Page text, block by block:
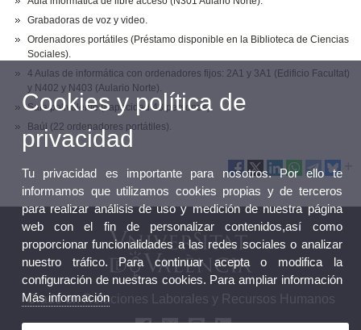
Grabadoras de voz y video.
Ordenadores portátiles (Préstamo disponible en la Biblioteca de Ciencias
Sociales).
4 Aulas de informática con ordenadores fijos: 2A1 y 3A1 (Edificio Facultat)
y N402 y N403 (Aulario Norte).
Sala polivalente (capacidad 48 personas).
Baúl (22 ordenadores portátiles).
Grado en Relaciones Laborales y Recursos Humanos
Cookies y política de
privacidad
Tu privacidad es importante para nosotros. Por ello te
informamos que utilizamos cookies propias y de terceros
para realizar análisis de uso y medición de nuestra página
web con el fin de personalizar contenidos,así como
proporcionar funcionalidades a las redes sociales o analizar
nuestro tráfico. Para continuar acepta o modifica la
configuración de nuestras cookies. Para ampliar información
Más información